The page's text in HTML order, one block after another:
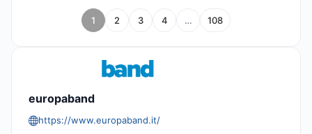
1 2 3 4 … 108
europaband
https://www.europaband.it/